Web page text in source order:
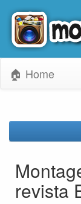
🏠 Home
revista